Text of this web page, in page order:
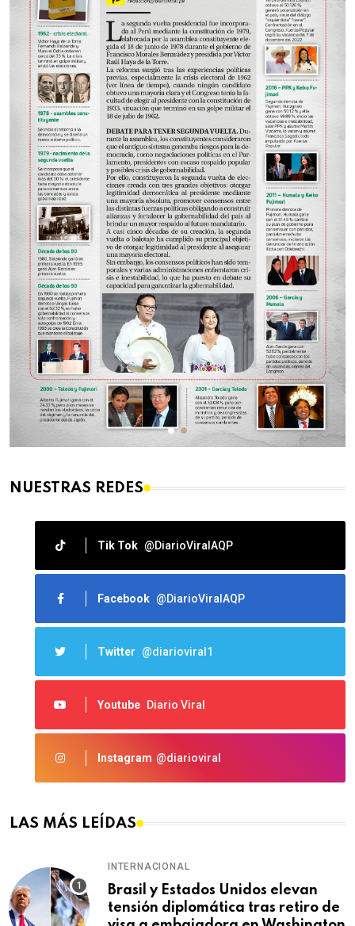
NUESTRAS REDES
Tik Tok @DiarioViralAQP
Facebook @DiarioViralAQP
Twitter @diarioviral1
Youtube Diario Viral
Instagram @diarioviral
LAS MÁS LEÍDAS
INTERNACIONAL
Brasil y Estados Unidos elevan
tensión diplomática tras retiro de